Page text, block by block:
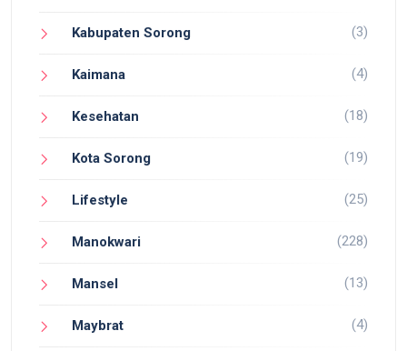
Kabupaten Sorong (3)
Kaimana (4)
Kesehatan (18)
Kota Sorong (19)
Lifestyle (25)
Manokwari (228)
Mansel (13)
Maybrat (4)